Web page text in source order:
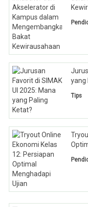
yang
Tips